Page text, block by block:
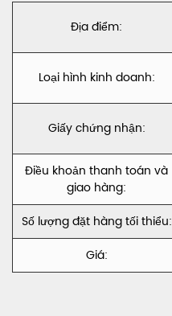
Địa điểm:
Loại hình kinh doanh:
Giấy chứng nhận:
Điều khoản thanh toán và
giao hàng:
Số lượng đặt hàng tối thiểu:
Giá: